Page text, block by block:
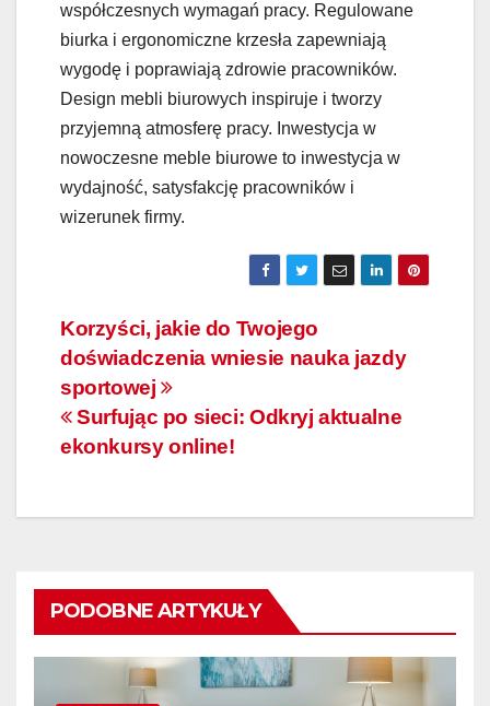
współczesnych wymagań pracy. Regulowane
biurka i ergonomiczne krzesła zapewniają
wygodę i poprawiają zdrowie pracowników.
Design mebli biurowych inspiruje i tworzy
przyjemną atmosferę pracy. Inwestycja w
nowoczesne meble biurowe to inwestycja w
wydajność, satysfakcję pracowników i
wizerunek firmy.
Nawigacja
wpisu
Korzyści, jakie do Twojego
doświadczenia wniesie nauka jazdy
sportowej
Surfując po sieci: Odkryj aktualne
ekonkursy online!
PODOBNE ARTYKUŁY